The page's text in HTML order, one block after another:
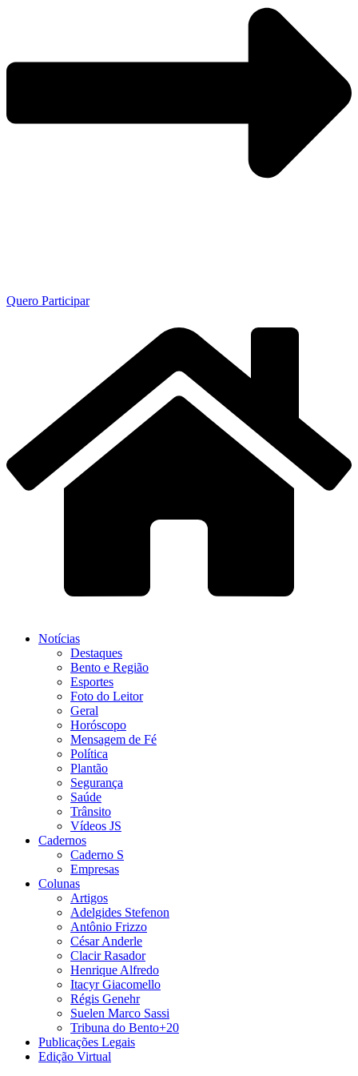
Quero Participar
Notícias
Destaques
Bento e Região
Esportes
Foto do Leitor
Geral
Horóscopo
Mensagem de Fé
Política
Plantão
Segurança
Saúde
Trânsito
Vídeos JS
Cadernos
Caderno S
Empresas
Colunas
Artigos
Adelgides Stefenon
Antônio Frizzo
César Anderle
Clacir Rasador
Henrique Alfredo
Itacyr Giacomello
Régis Genehr
Suelen Marco Sassi
Tribuna do Bento+20
Publicações Legais
Edição Virtual